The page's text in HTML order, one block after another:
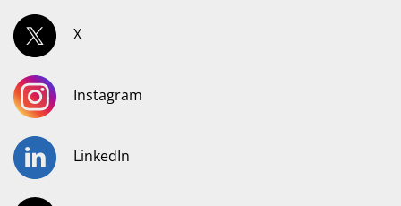
X
Instagram
LinkedIn